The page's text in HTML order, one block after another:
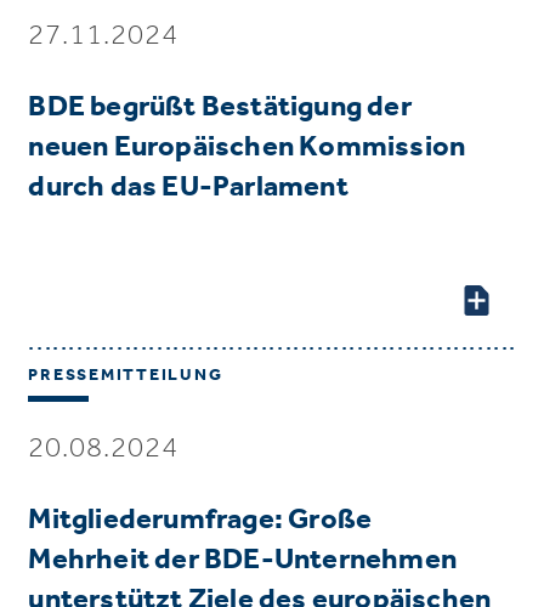
27.11.2024
BDE begrüßt Bestätigung der
neuen Europäischen Kommission
durch das EU-Parlament
PRESSEMITTEILUNG
20.08.2024
Mitgliederumfrage: Große
Mehrheit der BDE-Unternehmen
unterstützt Ziele des europäischen